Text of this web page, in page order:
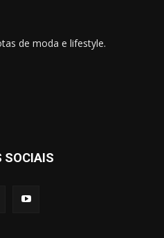
de moda e lifestyle.
SOCIAIS